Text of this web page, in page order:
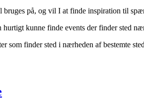
på, og vil I at finde inspiration til
hurtigt kunne finde events der finder sted
som finder sted i nærheden af bestemte